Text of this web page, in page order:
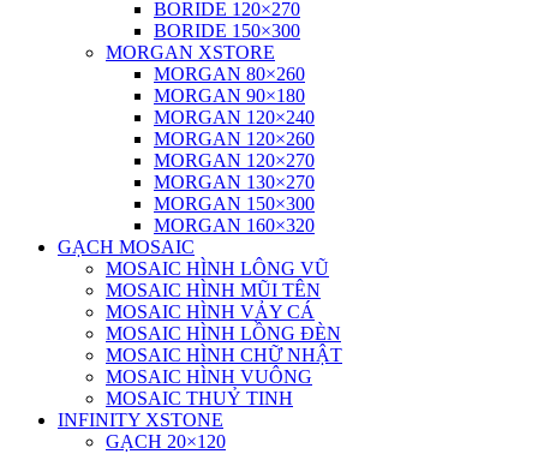
BORIDE 120×270
BORIDE 150×300
MORGAN XSTORE
MORGAN 80×260
MORGAN 90×180
MORGAN 120×240
MORGAN 120×260
MORGAN 120×270
MORGAN 130×270
MORGAN 150×300
MORGAN 160×320
GẠCH MOSAIC
MOSAIC HÌNH LÔNG VŨ
MOSAIC HÌNH MŨI TÊN
MOSAIC HÌNH VẢY CÁ
MOSAIC HÌNH LỒNG ĐÈN
MOSAIC HÌNH CHỮ NHẬT
MOSAIC HÌNH VUÔNG
MOSAIC THUỶ TINH
INFINITY XSTONE
GẠCH 20×120